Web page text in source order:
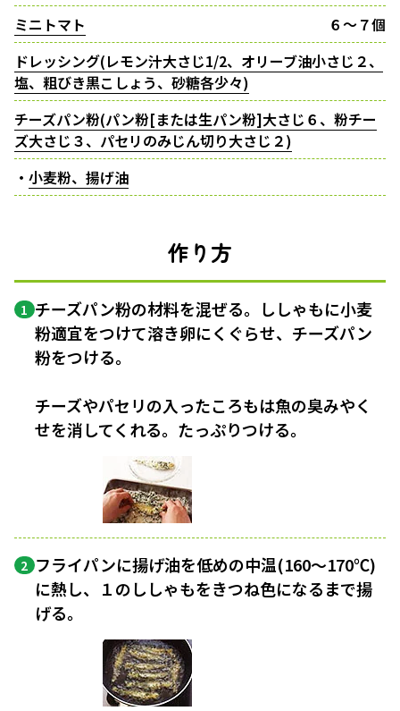
ミニトマト
６〜７個
ドレッシング(レモン汁大さじ1/2、オリーブ油小さじ２、
塩、粗びき黒こしょう、砂糖各少々)
チーズパン粉(パン粉[または生パン粉]大さじ６、粉チー
ズ大さじ３、パセリのみじん切り大さじ２)
・ 小麦粉、揚げ油
作り方
1 チーズパン粉の材料を混ぜる。ししゃもに小麦
粉適宜をつけて溶き卵にくぐらせ、チーズパン
粉をつける。
チーズやパセリの入ったころもは魚の臭みやく
せを消してくれる。たっぷりつける。
2 フライパンに揚げ油を低めの中温(160〜170℃)
に熱し、１のししゃもをきつね色になるまで揚
げる。